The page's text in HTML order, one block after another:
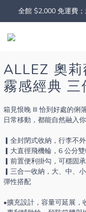
全館 $2,000 免運費；
ALLEZ 奧莉
霧感經典 三
箱見恨晚 III 恰到好處的俐
日常移動，都能自然融入你
▎全封閉式收納，行李不
▎大直徑飛機輪，6 公分
▎前置便利掛勾，可穩固
▎三合一收納，大、中、
彈性搭配
•擴充設計，容量可延展，